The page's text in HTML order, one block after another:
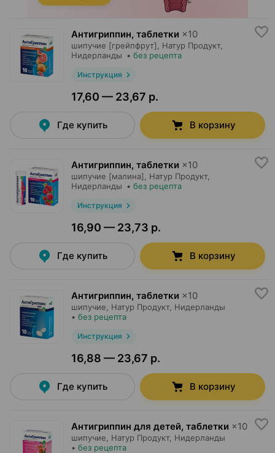
Антигриппин, таблетки ×10
шипучие [грейпфрут], Натур Продукт,
Нидерланды • без рецепта
Инструкция
17,60 — 23,67 р.
Где купить В корзину
Антигриппин, таблетки ×10
шипучие [малина], Натур Продукт,
Нидерланды • без рецепта
Инструкция
16,90 — 23,73 р.
Где купить В корзину
Антигриппин, таблетки ×10
шипучие, Натур Продукт, Нидерланды
• без рецепта
Инструкция
16,88 — 23,67 р.
Где купить В корзину
Антигриппин для детей, таблетки ×10
шипучие, Натур Продукт, Нидерланды
• без рецепта